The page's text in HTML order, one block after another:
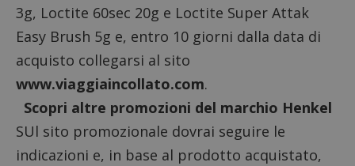
3g, Loctite 60sec 20g e Loctite Super Attak
Easy Brush 5g e, entro 10 giorni dalla data di
acquisto collegarsi al sito
www.viaggiaincollato.com.
Scopri altre promozioni del marchio Henkel
SUl sito promozionale dovrai seguire le
indicazioni e, in base al prodotto acquistato,